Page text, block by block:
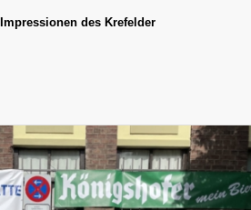
des Krefelder